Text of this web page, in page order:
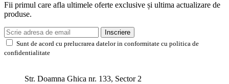
Fii primul care afla ultimele oferte exclusive și ultima actualizare de
produse.
Inscriere
Sunt de acord cu prelucrarea datelor in conformitate cu politica de
confidentialitate
Str. Doamna Ghica nr. 133, Sector 2